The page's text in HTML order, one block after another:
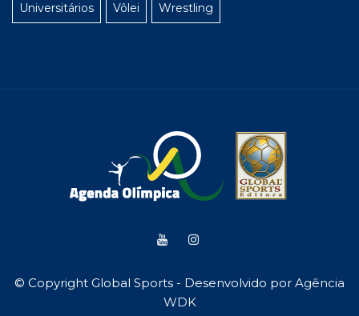
Universitários Vôlei Wrestling
© Copyright Global Sports - Desenvolvido por Agência
WDK